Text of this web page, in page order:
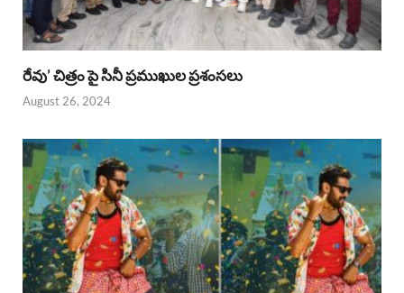
రేవు’ చిత్రం పై సినీ ప్రముఖుల ప్రశంసలు
August 26, 2024